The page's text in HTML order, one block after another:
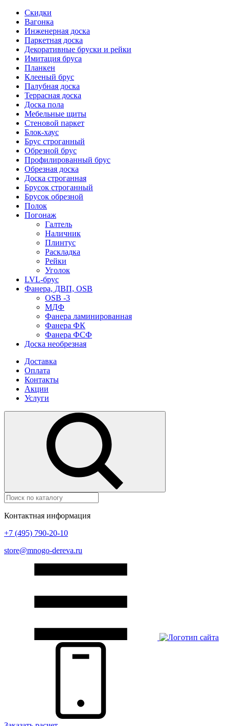
Скидки
Вагонка
Инженерная доска
Паркетная доска
Декоративные бруски и рейки
Имитация бруса
Планкен
Клееный брус
Палубная доска
Террасная доска
Доска пола
Мебельные щиты
Стеновой паркет
Блок-хаус
Брус строганный
Обрезной брус
Профилированный брус
Обрезная доска
Доска строганная
Брусок строганный
Брусок обрезной
Полок
Погонаж
Галтель
Наличник
Плинтус
Раскладка
Рейки
Уголок
LVL-брус
Фанера, ДВП, OSB
OSB -3
МДФ
Фанера ламинированная
Фанера ФК
Фанера ФСФ
Доска необрезная
Доставка
Оплата
Контакты
Акции
Услуги
Контактная информация
+7 (495) 790-20-10
store@mnogo-dereva.ru